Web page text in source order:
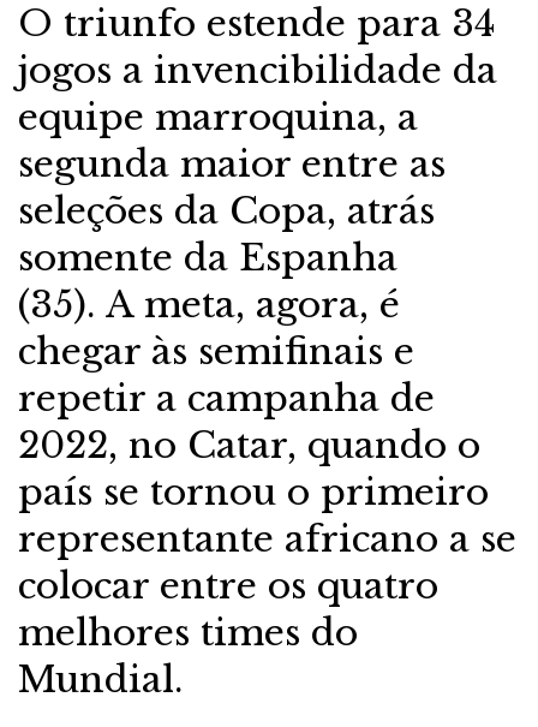
O triunfo estende para 34
jogos a invencibilidade da
equipe marroquina, a
segunda maior entre as
seleções da Copa, atrás
somente da Espanha
(35). A meta, agora, é
chegar às semifinais e
repetir a campanha de
2022, no Catar, quando o
país se tornou o primeiro
representante africano a se
colocar entre os quatro
melhores times do
Mundial.